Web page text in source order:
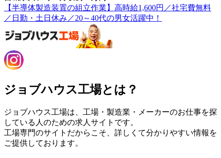
【半導体製造装置の組立作業】高時給1,600円／社宅費無料
／日勤・土日休み／20～40代の男女活躍中！
ジョブハウス工場とは？
ジョブハウス工場は、工場・製造業・メーカーのお仕事を探
している人のための求人サイトです。
工場専門のサイトだからこそ、詳しくて分かりやすい情報を
ご提供しております。